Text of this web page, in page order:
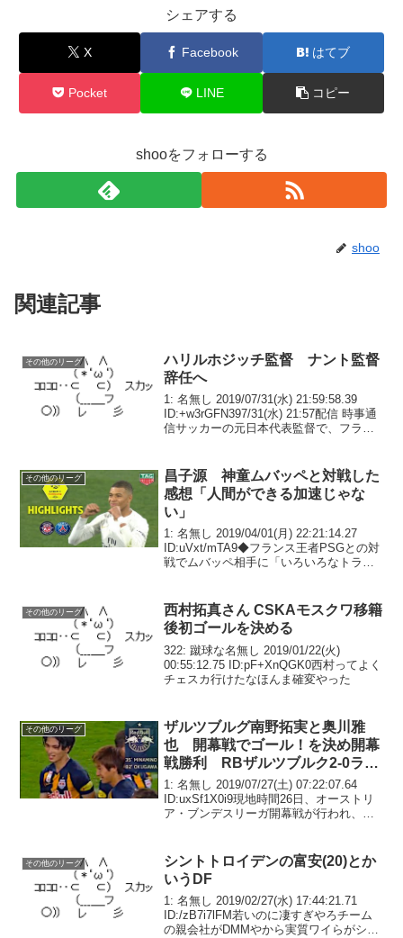
シェアする
X Facebook はてブ
Pocket LINE コピー
shooをフォローする
shoo
関連記事
その他のリーグ
ハリルホジッチ監督 ナント監督
辞任へ
1: 名無し 2019/07/31(水) 21:59:58.39
ID:+w3rGFN397/31(水) 21:57配信 時事通
信サッカーの元日本代表監督で、フラン
こ...
その他のリーグ
昌子源 神童ムバッペと対戦した
感想「人間ができる加速じゃな
い」
1: 名無し 2019/04/01(月) 22:21:14.27
ID:uVxt/mTA9◆フランス王者PSGとの対
戦でムバッペ相手に「いろいろなトライ
ろなトライをしよ...
その他のリーグ
西村拓真さん CSKAモスクワ移籍
後初ゴールを決める
322: 蹴球な名無し 2019/01/22(火)
00:55:12.75 ID:pF+XnQGK0西村ってよく
チェスカ行けたなほんま確変やった
その他のリーグ
ザルツブルグ南野拓実と奥川雅
也 開幕戦でゴール！を決め開幕
戦勝利 RBザルツブルク2-0ラピ
ッド・ウィーン
1: 名無し 2019/07/27(土) 07:22:07.64
ID:uxSf1X0i9現地時間26日、オーストリ
ア・ブンデスリーガ開幕戦が行われ、南
この試合に左サ...
その他のリーグ
シントトロイデンの富安(20)とか
いうDF
1: 名無し 2019/02/27(水) 17:44:21.71
ID:/zB7i7lFM若いのに凄すぎやろチーム
の親会社がDMMやから実質ワイらがシコ